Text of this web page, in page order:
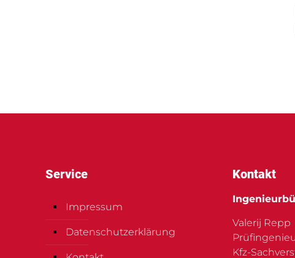
Service
Impressum
Datenschutzerklärung
Kontakt
Valerij Repp
Kfz-